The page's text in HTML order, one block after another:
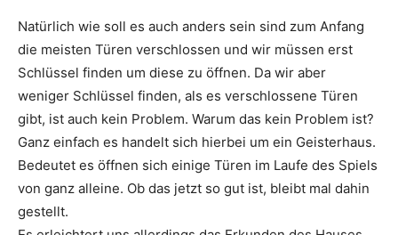
Natürlich wie soll es auch anders sein sind zum Anfang
die meisten Türen verschlossen und wir müssen erst
Schlüssel finden um diese zu öffnen. Da wir aber
weniger Schlüssel finden, als es verschlossene Türen
gibt, ist auch kein Problem. Warum das kein Problem ist?
Ganz einfach es handelt sich hierbei um ein Geisterhaus.
Bedeutet es öffnen sich einige Türen im Laufe des Spiels
von ganz alleine. Ob das jetzt so gut ist, bleibt mal dahin
gestellt.